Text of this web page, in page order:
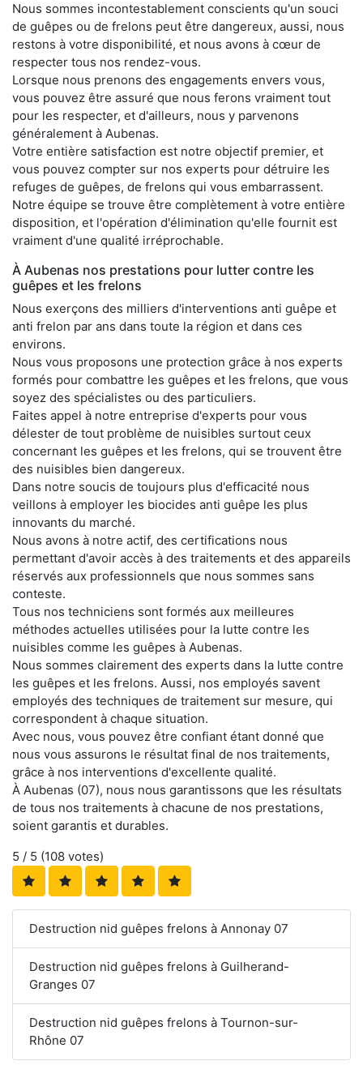
Nous sommes incontestablement conscients qu'un souci
de guêpes ou de frelons peut être dangereux, aussi, nous
restons à votre disponibilité, et nous avons à cœur de
respecter tous nos rendez-vous.
Lorsque nous prenons des engagements envers vous,
vous pouvez être assuré que nous ferons vraiment tout
pour les respecter, et d'ailleurs, nous y parvenons
généralement à Aubenas.
Votre entière satisfaction est notre objectif premier, et
vous pouvez compter sur nos experts pour détruire les
refuges de guêpes, de frelons qui vous embarrassent.
Notre équipe se trouve être complètement à votre entière
disposition, et l'opération d'élimination qu'elle fournit est
vraiment d'une qualité irréprochable.
À Aubenas nos prestations pour lutter contre les
guêpes et les frelons
Nous exerçons des milliers d'interventions anti guêpe et
anti frelon par ans dans toute la région et dans ces
environs.
Nous vous proposons une protection grâce à nos experts
formés pour combattre les guêpes et les frelons, que vous
soyez des spécialistes ou des particuliers.
Faites appel à notre entreprise d'experts pour vous
délester de tout problème de nuisibles surtout ceux
concernant les guêpes et les frelons, qui se trouvent être
des nuisibles bien dangereux.
Dans notre soucis de toujours plus d'efficacité nous
veillons à employer les biocides anti guêpe les plus
innovants du marché.
Nous avons à notre actif, des certifications nous
permettant d'avoir accès à des traitements et des appareils
réservés aux professionnels que nous sommes sans
conteste.
Tous nos techniciens sont formés aux meilleures
méthodes actuelles utilisées pour la lutte contre les
nuisibles comme les guêpes à Aubenas.
Nous sommes clairement des experts dans la lutte contre
les guêpes et les frelons. Aussi, nos employés savent
employés des techniques de traitement sur mesure, qui
correspondent à chaque situation.
Avec nous, vous pouvez être confiant étant donné que
nous vous assurons le résultat final de nos traitements,
grâce à nos interventions d'excellente qualité.
À Aubenas (07), nous nous garantissons que les résultats
de tous nos traitements à chacune de nos prestations,
soient garantis et durables.
5 / 5 (108 votes)
Destruction nid guêpes frelons à Annonay 07
Destruction nid guêpes frelons à Guilherand-
Granges 07
Destruction nid guêpes frelons à Tournon-sur-
Rhône 07